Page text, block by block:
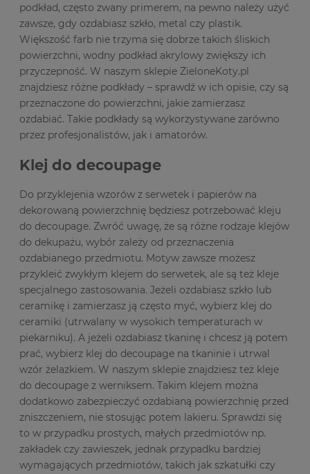
podkład, często zwany primerem, na pewno należy użyć
zawsze, gdy ozdabiasz szkło, metal czy plastik.
Większość farb nie trzyma się dobrze takich śliskich
powierzchni, wodny podkład akrylowy zwiększy ich
przyczepność. W naszym sklepie ZieloneKoty.pl
znajdziesz różne podkłady – sprawdź w ich opisie, czy są
przeznaczone do powierzchni, jakie zamierzasz
ozdabiać. Takie podkłady są wykorzystywane zarówno
przez profesjonalistów, jak i amatorów.
Klej do decoupage
Do przyklejenia wzorów z serwetek i papierów na
dekorowaną powierzchnię będziesz potrzebować kleju
do decoupage. Zwróć uwagę, że są różne rodzaje klejów
do dekupażu, wybór zależy od przeznaczenia
ozdabianego przedmiotu. Motyw zawsze możesz
przykleić zwykłym klejem do serwetek, ale są też kleje
specjalnego zastosowania. Jeżeli ozdabiasz szkło lub
ceramikę i zamierzasz ją często myć, wybierz klej do
ceramiki (utrwalany w wysokich temperaturach w
piekarniku). A jeżeli ozdabiasz tkaninę i chcesz ją potem
prać, wybierz klej do decoupage na tkaninie i utrwal
wzór żelazkiem. W naszym sklepie znajdziesz też kleje
do decoupage z werniksem. Takim klejem można
dodatkowo zabezpieczyć ozdabianą powierzchnię przed
zniszczeniem, nie stosując potem lakieru. Sprawdzi się
to w przypadku prostych, małych przedmiotów np.
zakładek czy zawieszek, jednak przypadku bardziej
wymagających przedmiotów, takich jak szkatułki czy